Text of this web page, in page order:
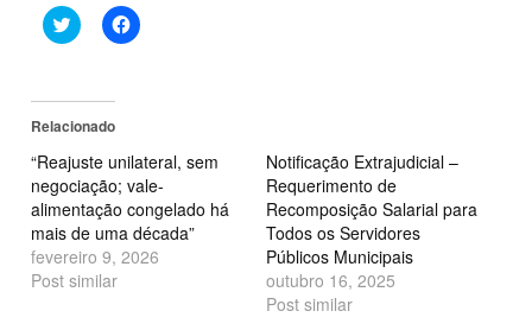
Clique
para
em
janela)
Clique
para
Relacionado
“Reajuste unilateral, sem
negociação; vale-
alimentação congelado há
mais de uma década”
fevereiro 9, 2026
Post similar
Notificação Extrajudicial –
Requerimento de
Recomposição Salarial para
Todos os Servidores
Públicos Municipais
outubro 16, 2025
Post similar